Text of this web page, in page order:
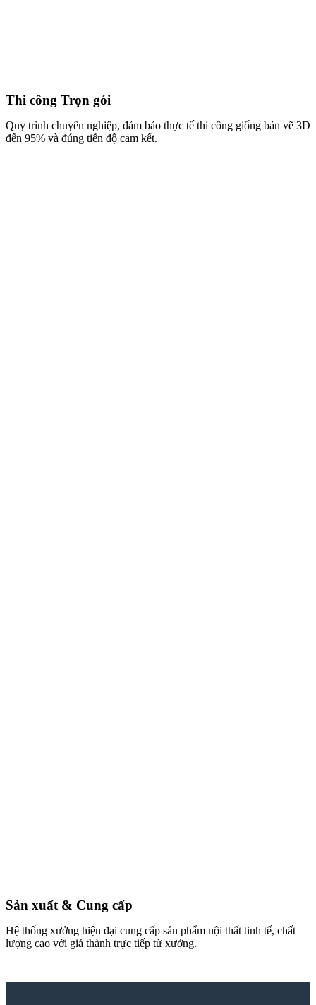
Thi công Trọn gói
Quy trình chuyên nghiệp, đảm bảo thực tế thi công giống bản vẽ 3D
đến 95% và đúng tiến độ cam kết.
Sản xuất & Cung cấp
Hệ thống xưởng hiện đại cung cấp sản phẩm nội thất tinh tế, chất
lượng cao với giá thành trực tiếp từ xưởng.